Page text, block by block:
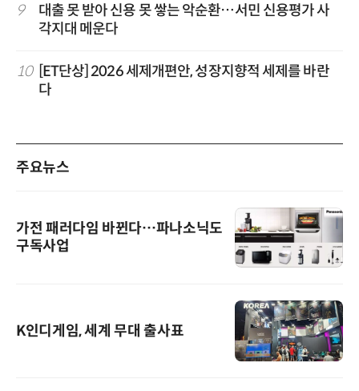
9
대출 못 받아 신용 못 쌓는 악순환…서민 신용평가 사
각지대 메운다
10
[ET단상] 2026 세제개편안, 성장지향적 세제를 바란
다
주요뉴스
가전 패러다임 바뀐다…파나소닉도
구독사업
K인디게임, 세계 무대 출사표